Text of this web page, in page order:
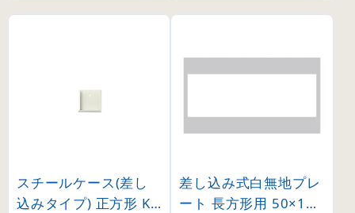
スチールケース(差し
込みタイプ) 正方形 KS
差し込み式白無地プレ
ート 長方形用 50×150